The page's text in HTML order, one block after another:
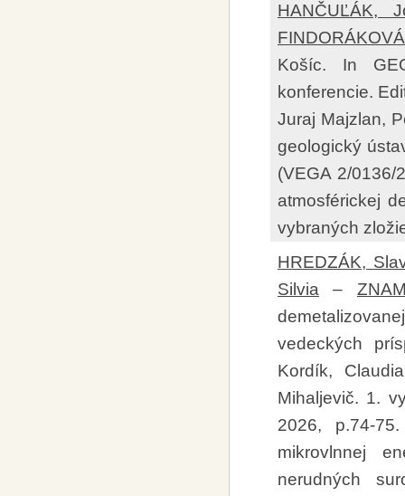
HANČUĽÁK,
Košíc. In
konferencie.
Juraj Majzlan,
geologický
(VEGA 2/
atmosférickej
vybraných
HREDZÁK,
Silvia –
vedeckých
Kordík,
Mihaljevič. 1.
2026, p.74-
mikrovlnnej
nerudných